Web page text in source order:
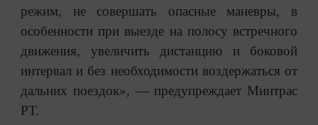
режим, не совершать опасные маневры, в
особенности при выезде на полосу встречного
движения, увеличить дистанцию и боковой
интервал и без необходимости воздержаться от
дальних поездок», — предупреждает Минтрас
РТ.